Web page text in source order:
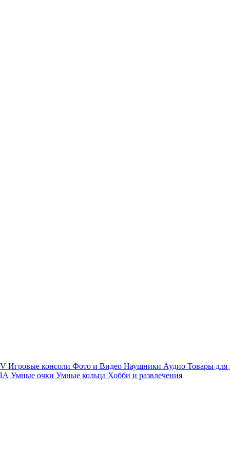
Игровые консоли Фото и Видео Наушники Аудио Товары для
Умные очки Умные кольца Хобби и развлечения